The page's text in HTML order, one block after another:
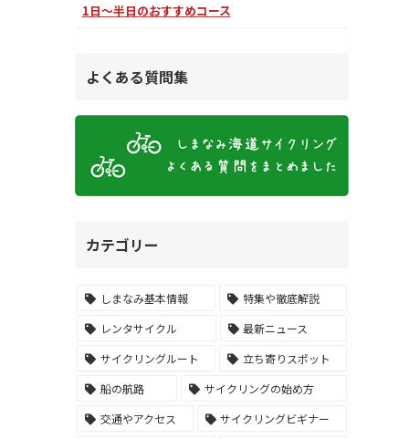
1日～半日のおすすめコース
よくある質問集
カテゴリー
しまなみ基本情報
特集や徹底解説
レンタサイクル
最新ニュース
サイクリングルート
立ち寄りスポット
船の航路
サイクリングの始め方
交通やアクセス
サイクリングビギナー